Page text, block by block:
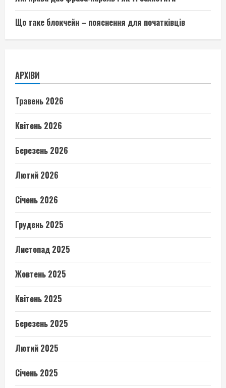
Що таке блокчейн – пояснення для початківців
АРХІВИ
Травень 2026
Квітень 2026
Березень 2026
Лютий 2026
Січень 2026
Грудень 2025
Листопад 2025
Жовтень 2025
Квітень 2025
Березень 2025
Лютий 2025
Січень 2025